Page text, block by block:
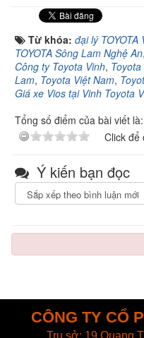
Từ khóa: đại lý TOYOTA
TOYOTA Sông Lam Nghệ An,
Công ty Toyota Vinh,
Lam, Toyota Việt Nam,
Giá xe Vios tại Vinh Toyota
Tổng số điểm của bài viết
Click để
Ý kiến bạn đọc
CÔNG TY CỔ
Trụ sở: 19 Quang